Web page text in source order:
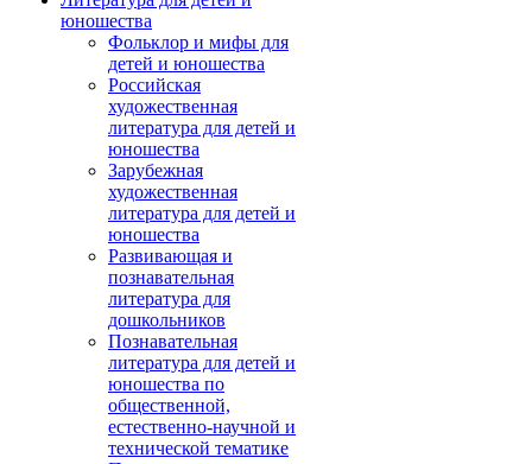
юношества
Фольклор и мифы для
детей и юношества
Российская
художественная
литература для детей и
юношества
Зарубежная
художественная
литература для детей и
юношества
Развивающая и
познавательная
литература для
дошкольников
Познавательная
литература для детей и
юношества по
общественной,
естественно-научной и
технической тематике